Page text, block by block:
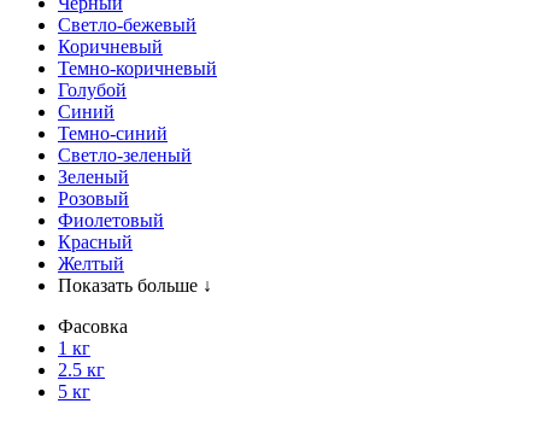
Светло-бежевый
Коричневый
Темно-коричневый
Голубой
Синий
Темно-синий
Светло-зеленый
Зеленый
Розовый
Фиолетовый
Красный
Желтый
Показать больше ↓
Фасовка
1 кг
2.5 кг
5 кг